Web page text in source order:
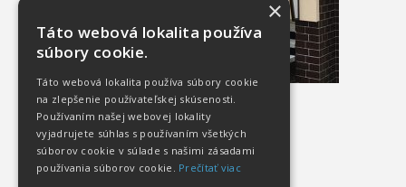
×
Táto webová lokalita používa
súbory cookie.
Táto webová lokalita používa súbory cookie
na zlepšenie používateľskej skúsenosti.
Používaním našej webovej lokality
vyjadrujete súhlas s používaním všetkých
súborov cookie v súlade s našimi zásadami
používania súborov cookie. Prečítať viac